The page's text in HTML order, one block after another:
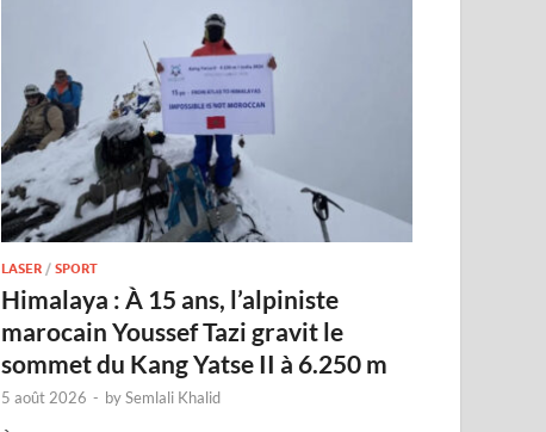
LASER /SPORT
Himalaya : À 15 ans, l’alpiniste
marocain Youssef Tazi gravit le
sommet du Kang Yatse II à 6.250 m
5 août 2026 - bySemlali Khalid